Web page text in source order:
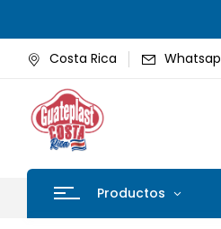
Costa Rica
Productos